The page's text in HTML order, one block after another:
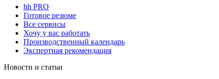
hh PRO
Готовое резюме
Все сервисы
Хочу у вас работать
Производственный календарь
Экспертная рекомендация
Новости и статьи